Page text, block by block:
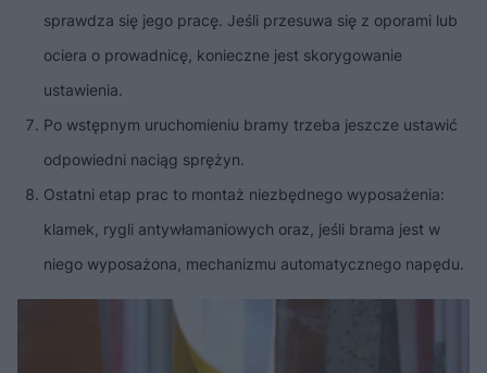
sprawdza się jego pracę. Jeśli przesuwa się z oporami lub
ociera o prowadnicę, konieczne jest skorygowanie
ustawienia.
Po wstępnym uruchomieniu bramy trzeba jeszcze ustawić
odpowiedni naciąg sprężyn.
Ostatni etap prac to montaż niezbędnego wyposażenia:
klamek, rygli antywłamaniowych oraz, jeśli brama jest w
niego wyposażona, mechanizmu automatycznego napędu.